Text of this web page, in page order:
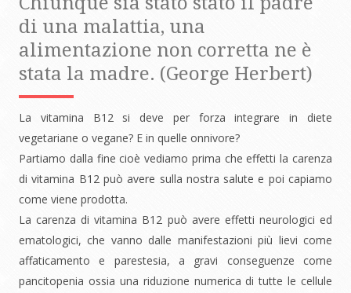
di una malattia, una
alimentazione non corretta ne è
stata la madre. (George Herbert)
La vitamina B12 si deve per forza integrare in diete
vegetariane o vegane? E in quelle onnivore?
Partiamo dalla fine cioè vediamo prima che effetti la carenza
di vitamina B12 può avere sulla nostra salute e poi capiamo
come viene prodotta.
La carenza di vitamina B12 può avere effetti neurologici ed
ematologici, che vanno dalle manifestazioni più lievi come
affaticamento e parestesia, a gravi conseguenze come
pancitopenia ossia una riduzione numerica di tutte le cellule